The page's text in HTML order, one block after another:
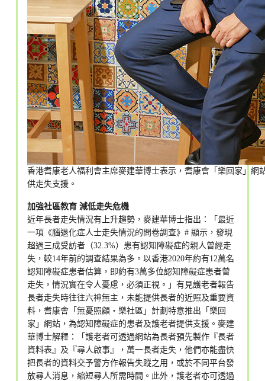
香港耆康老人福利會主席麥建華博士表示，耆康會「樂回家」網
供走失支援。
加強社區教育 減低走失危機
近年長者走失情況有上升趨勢，麥建華博士指出：「最近
一項《腦退化症人士走失情況的問卷調查》# 顯示，發現
超過三成受訪者（32.3%）患有認知障礙症的親人曾經走
失，較14年前的調查結果為多。以香港2020年約有12萬名
認知障礙症患者估算，即約有3萬多位認知障礙症患者曾
走失，情況實在令人憂慮，必須正視。」有見護老者報告
長者走失時往往六神無主，未能提供長者的近照及重要資
料，耆康會「無憂照顧‧樂社區」計劃特意推出「樂回
家」網站，為認知障礙症的患者及護老者提供支援。麥建
華博士解釋：「護老者可透過網站為長者預先製作『長者
資料表』及『尋人啟事』，萬一長者走失，他們亦能盡快
把長者的資料交予警方作報告失蹤之用，或於不同平台發
放尋人消息，縮短尋人所需時間。此外，護老者亦可透過